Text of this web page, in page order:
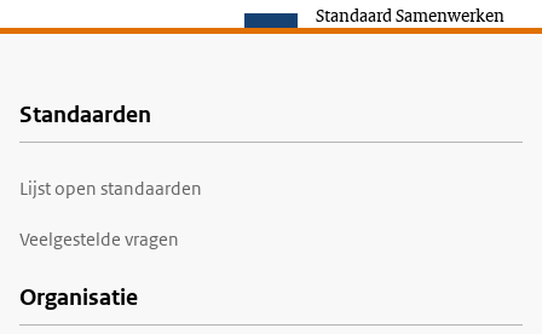
Standaard Samenwerken
Voet
Standaarden
Lijst open standaarden
Veelgestelde vragen
Organisatie